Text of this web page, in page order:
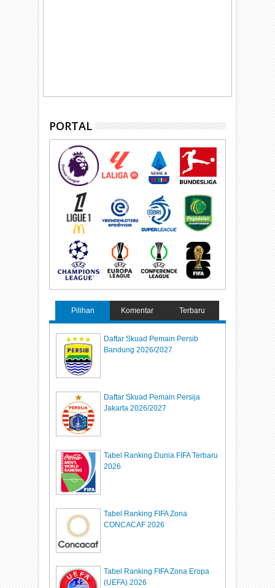
PORTAL
Pilihan Komentar Terbaru
Daftar Skuad Pemain Persib
Bandung 2026/2027
Daftar Skuad Pemain Persija
Jakarta 2026/2027
Tabel Ranking Dunia FIFA Terbaru
2026
Tabel Ranking FIFA Zona
CONCACAF 2026
Tabel Ranking FIFA Zona Eropa
(UEFA) 2026